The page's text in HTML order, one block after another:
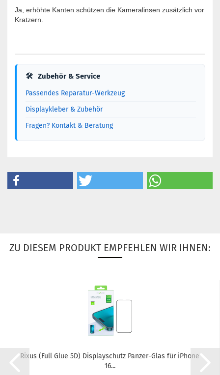
Ja, erhöhte Kanten schützen die Kameralinsen zusätzlich vor
Kratzern.
🛠 Zubehör & Service
Passendes Reparatur-Werkzeug
Displaykleber & Zubehör
Fragen? Kontakt & Beratung
ZU DIESEM PRODUKT EMPFEHLEN WIR IHNEN:
Rixus (Full Glue 5D) Dis­play­schutz Panzer-​​Glas für iPho­ne
16...